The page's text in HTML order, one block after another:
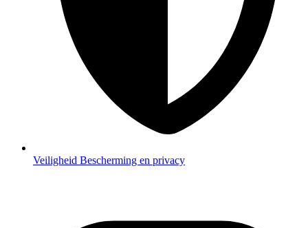
Veiligheid Bescherming en privacy